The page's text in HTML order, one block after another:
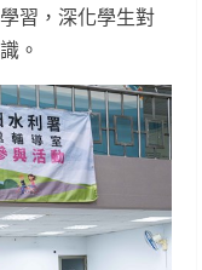
習，深化學生對
。